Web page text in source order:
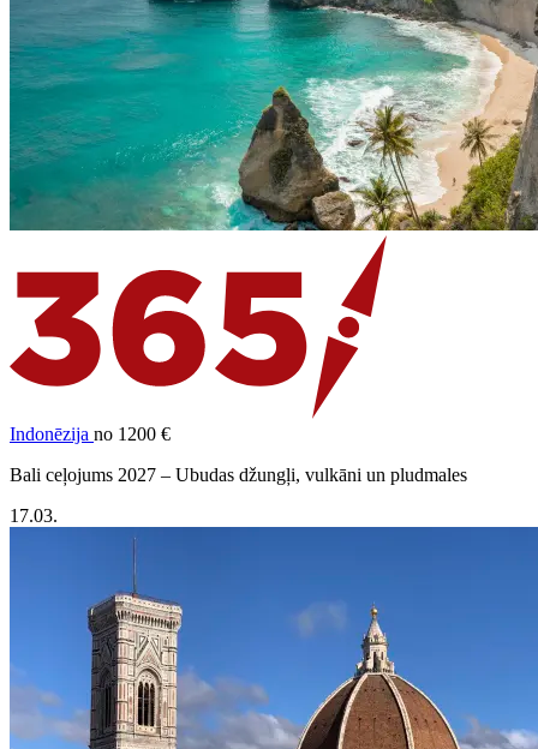
Indonēzija no 1200 €
Bali ceļojums 2027 – Ubudas džungļi, vulkāni un pludmales
17.03.